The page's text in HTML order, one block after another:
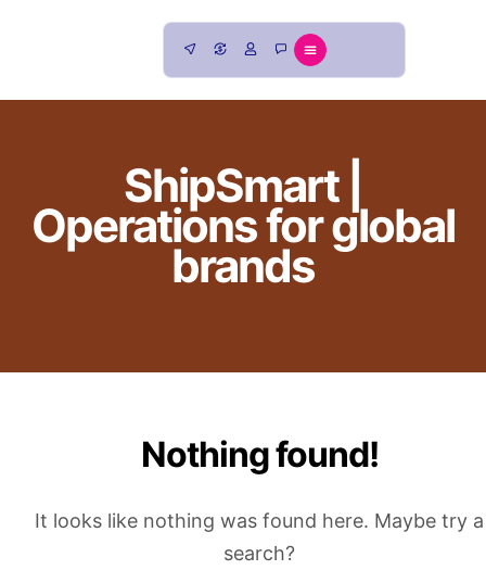
ShipSmart |
Operations for global
brands
Nothing found!
It looks like nothing was found here. Maybe try a
search?